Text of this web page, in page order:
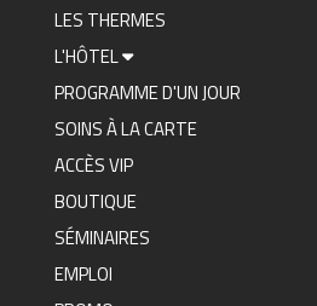
LES THERMES
L'HÔTEL
PROGRAMME D'UN JOUR
SOINS À LA CARTE
ACCÈS VIP
BOUTIQUE
SÉMINAIRES
EMPLOI